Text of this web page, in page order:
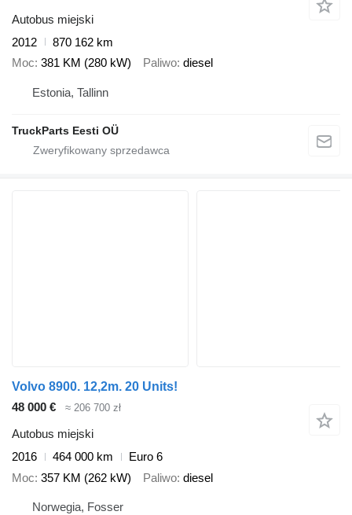
Autobus miejski
2012
870 162 km
Moc 381 KM (280 kW) Paliwo diesel
Estonia, Tallinn
TruckParts Eesti OÜ
Volvo 8900. 12,2m. 20 Units!
48 000 €
≈ 206 700 zł
Autobus miejski
2016
464 000 km
Euro 6
Moc 357 KM (262 kW) Paliwo diesel
Norwegia, Fosser